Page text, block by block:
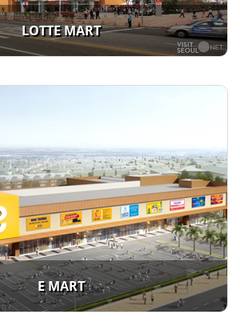
LOTTE MART
E MART